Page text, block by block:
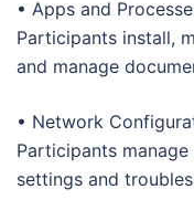
• Apps and
Participants install,
and manage
• Network
Participants
settings and